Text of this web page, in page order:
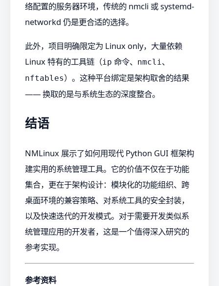
络配置的服务器环境，传统的 nmcli 或 systemd-
networkd 仍是更合适的选择。
此外，项目明确限定为 Linux only，大量依赖
Linux 特有的工具链（ip 命令、 nmcli 、
nftables）。这种平台绑定是架构取舍的结果
—— 换取的是与系统生态的深度整合。
结语
NMLinux 展示了如何用现代 Python GUI 框架构
建实用的系统管理工具。它的价值不仅在于功能
集合，更在于架构设计：模块化的功能组织、跨
桌面环境的兼容策略、对系统工具的安全封装，
以及快速迭代的开发模式。对于需要开发类似系
统管理应用的开发者，这是一个值得深入研究的
参考实现。
参考资料